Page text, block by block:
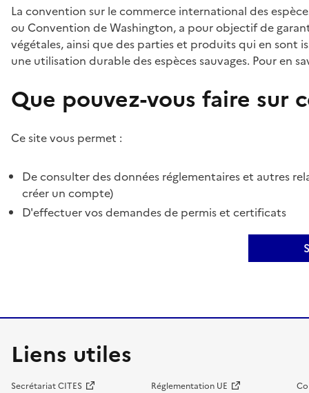
La convention sur le commerce international des
ou Convention de Washington, a pour objectif de
végétales, ainsi que des parties et produits qui en sont
une utilisation durable des espèces sauvages. Pour en
Que pouvez-vous faire sur
Ce site vous permet :
De consulter des données réglementaires et autres
créer un compte)
D'effectuer vos demandes de permis et certificats
Liens utiles
Secrétariat CITES Réglementation UE